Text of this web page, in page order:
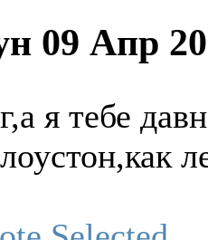
09 Апр
я тебе